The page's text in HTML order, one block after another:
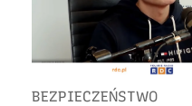
BEZPIECZEŃSTWO